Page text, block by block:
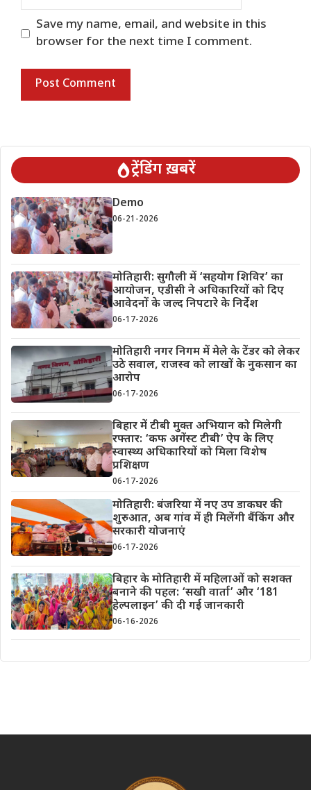
Save my name, email, and website in this
browser for the next time I comment.
ट्रेंडिंग ख़बरें
Demo
06-21-2026
मोतिहारी: सुगौली में ‘सहयोग शिविर’ का
आयोजन, एडीसी ने अधिकारियों को दिए
आवेदनों के जल्द निपटारे के निर्देश
06-17-2026
मोतिहारी नगर निगम में मेले के टेंडर को लेकर
उठे सवाल, राजस्व को लाखों के नुकसान का
आरोप
06-17-2026
बिहार में टीबी मुक्त अभियान को मिलेगी
रफ्तार: ‘कफ अगेंस्ट टीबी’ ऐप के लिए
स्वास्थ्य अधिकारियों को मिला विशेष
प्रशिक्षण
06-17-2026
मोतिहारी: बंजरिया में नए उप डाकघर की
शुरुआत, अब गांव में ही मिलेंगी बैंकिंग और
सरकारी योजनाएं
06-17-2026
बिहार के मोतिहारी में महिलाओं को सशक्त
बनाने की पहल: ‘सखी वार्ता’ और ‘181
हेल्पलाइन’ की दी गई जानकारी
06-16-2026